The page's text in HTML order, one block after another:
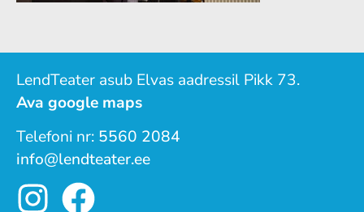
LendTeater asub Elvas aadressil Pikk 73.
Ava google maps
Telefoni nr: 5560 2084
info@lendteater.ee